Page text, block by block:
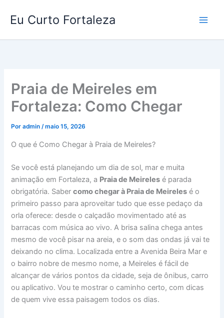
para
conteúdo
Eu Curto Fortaleza
Praia de Meireles em
Fortaleza: Como Chegar
Poradmin/maio 15, 2026
O que é Como Chegar à Praia de Meireles?
Se você está planejando um dia de sol, mar e muita
animação em Fortaleza, a Praia de Meireles é parada
obrigatória. Sabercomo chegar à Praia de Meireles é o
primeiro passo para aproveitar tudo que esse pedaço da
orla oferece: desde o calçadão movimentado até as
barracas com música ao vivo. A brisa salina chega antes
mesmo de você pisar na areia, e o som das ondas já vai te
deixando no clima. Localizada entre a Avenida Beira Mar e
o bairro nobre de mesmo nome, a Meireles é fácil de
alcançar de vários pontos da cidade, seja de ônibus, carro
ou aplicativo. Vou te mostrar o caminho certo, com dicas
de quem vive essa paisagem todos os dias.